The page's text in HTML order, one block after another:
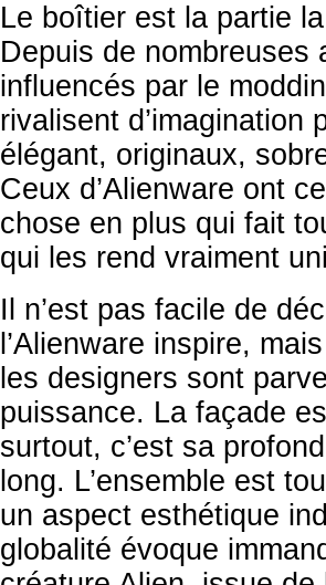
Le boîtier est la partie
Depuis de nombreuses
influencés par le
rivalisent d’imagination
élégant, originaux,
Ceux d’Alienware ont
chose en plus qui fait
qui les rend vraiment
Il n’est pas facile de
l’Alienware inspire,
les designers sont
puissance. La façade
surtout, c’est sa
long. L’ensemble est
un aspect esthétique
globalité évoque